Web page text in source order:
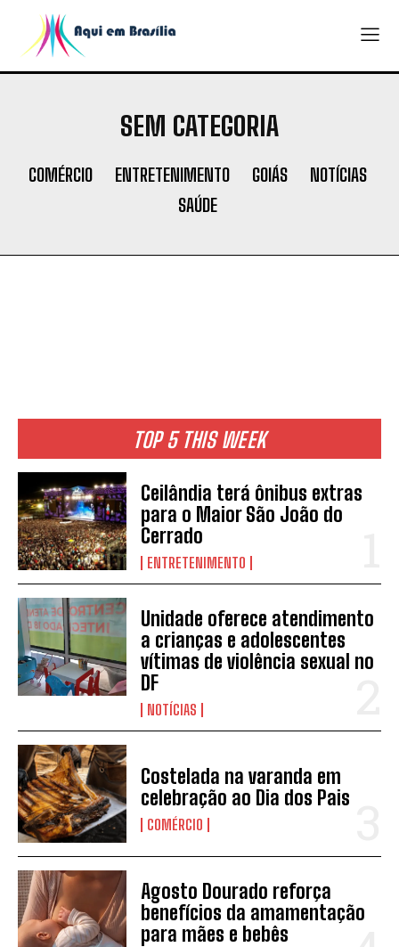
SEM CATEGORIA
COMÉRCIO ENTRETENIMENTO GOIÁS
NOTÍCIAS
SAÚDE
TOP 5 THIS WEEK
Ceilândia terá ônibus extras
para o Maior São João do
Cerrado
ENTRETENIMENTO
Unidade oferece atendimento
a crianças e adolescentes
vítimas de violência sexual no
DF
NOTÍCIAS
Costelada na varanda em
celebração ao Dia dos Pais
COMÉRCIO
Agosto Dourado reforça
benefícios da amamentação
para mães e bebês